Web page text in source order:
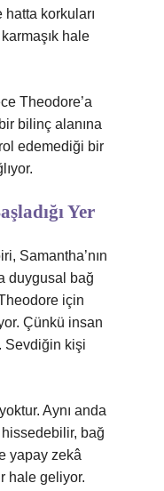
hatta korkuları
hale
Theodore’a
bilinç alanına
edemediği bir
Yer
Samantha’nın
duygusal bağ
için
Çünkü insan
Sevdiğin kişi
Aynı anda
bağ
yapay zekâ
hale geliyor.